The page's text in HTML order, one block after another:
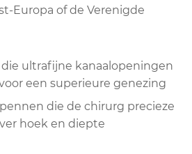
Europa of de Verenigde
ultrafijne kanaalopeningen
een superieure genezing
die de chirurg precieze
hoek en diepte